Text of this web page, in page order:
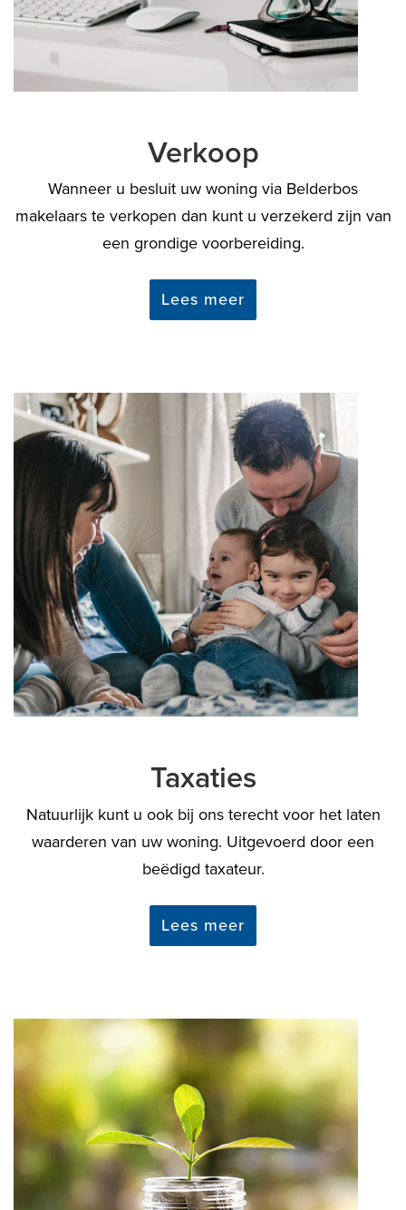
Verkoop
Wanneer u besluit uw woning via Belderbos
makelaars te verkopen dan kunt u verzekerd zijn van
een grondige voorbereiding.
Lees meer
Taxaties
Natuurlijk kunt u ook bij ons terecht voor het laten
waarderen van uw woning. Uitgevoerd door een
beëdigd taxateur.
Lees meer